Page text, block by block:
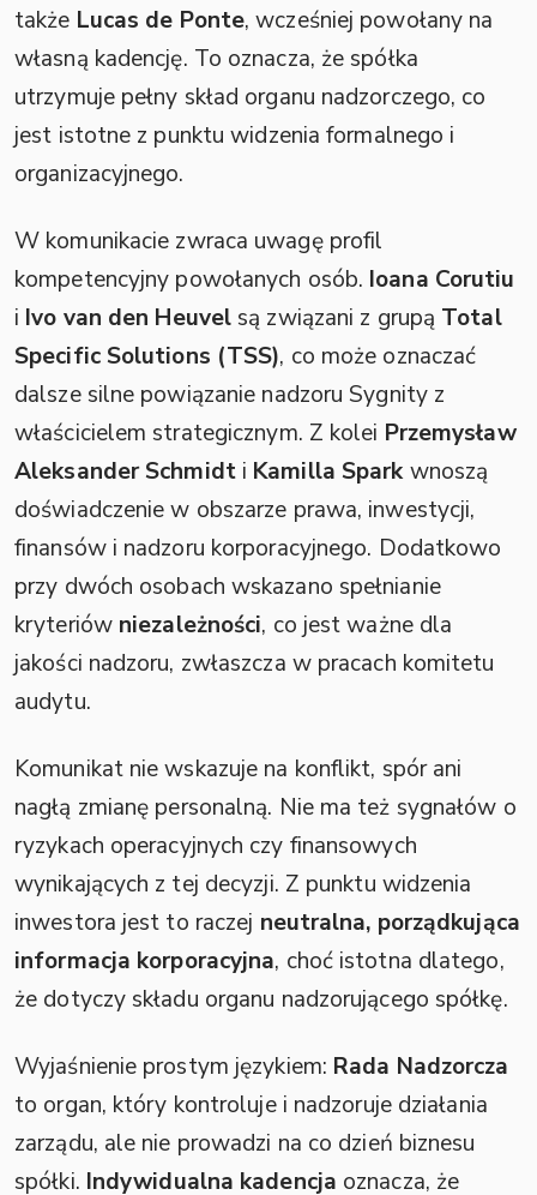
także Lucas de Ponte, wcześniej powołany na
własną kadencję. To oznacza, że spółka
utrzymuje pełny skład organu nadzorczego, co
jest istotne z punktu widzenia formalnego i
organizacyjnego.
W komunikacie zwraca uwagę profil
kompetencyjny powołanych osób. Ioana Corutiu
i Ivo van den Heuvelsą związani z grupą Total
Specific Solutions (TSS), co może oznaczać
dalsze silne powiązanie nadzoru Sygnity z
właścicielem strategicznym. Z kolei Przemysław
Aleksander Schmidti Kamilla Sparkwnoszą
doświadczenie w obszarze prawa, inwestycji,
finansów i nadzoru korporacyjnego. Dodatkowo
przy dwóch osobach wskazano spełnianie
kryteriów niezależności, co jest ważne dla
jakości nadzoru, zwłaszcza w pracach komitetu
audytu.
Komunikat nie wskazuje na konflikt, spór ani
nagłą zmianę personalną. Nie ma też sygnałów o
ryzykach operacyjnych czy finansowych
wynikających z tej decyzji. Z punktu widzenia
inwestora jest to raczej neutralna, porządkująca
informacja korporacyjna, choć istotna dlatego,
że dotyczy składu organu nadzorującego spółkę.
Wyjaśnienie prostym językiem: Rada Nadzorcza
to organ, który kontroluje i nadzoruje działania
zarządu, ale nie prowadzi na co dzień biznesu
spółki. Indywidualna kadencja oznacza, że